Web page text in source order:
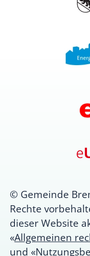
© Gemeinde
Rechte
dieser Website
«Allgemeinen
und «